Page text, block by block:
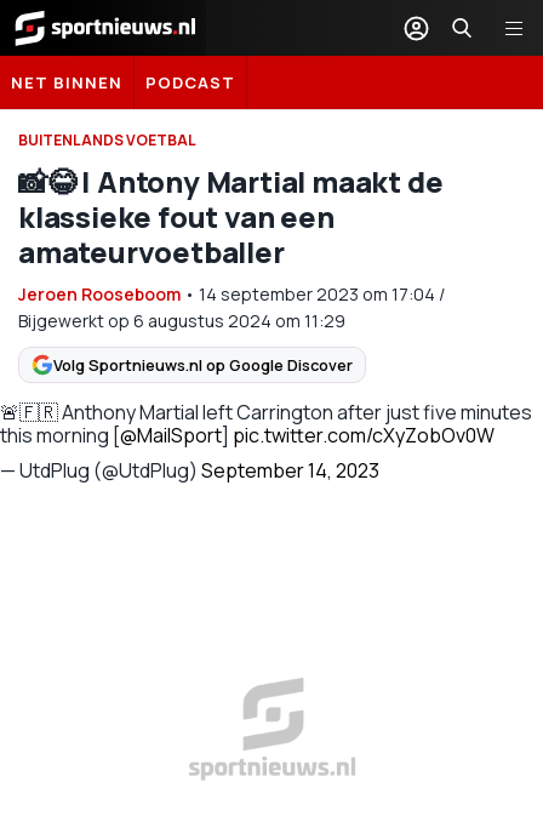
Sportnieuws.nl
NET BINNEN PODCAST
BUITENLANDS VOETBAL
📸😂 | Antony Martial maakt de
klassieke fout van een
amateurvoetballer
Jeroen Rooseboom • 14 september 2023 om 17:04 /
Bijgewerkt op 6 augustus 2024 om 11:29
Volg Sportnieuws.nl op Google Discover
🚨🇫🇷 Anthony Martial left Carrington after just five minutes
this morning [@MailSport] pic.twitter.com/cXyZobOv0W
— UtdPlug (@UtdPlug) September 14, 2023